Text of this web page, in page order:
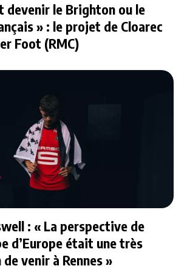
devenir le Brighton ou le
» : le projet de Cloarec
Foot (RMC)
: « La perspective de
d’Europe était une très
venir à Rennes »